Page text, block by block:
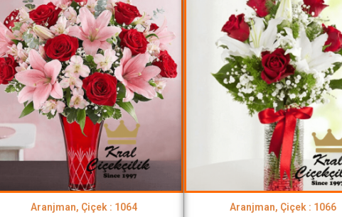
Aranjman, Çiçek : 1064 Aranjman, Çiçek : 1066